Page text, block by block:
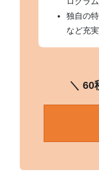
独自の
など充
＼ 60